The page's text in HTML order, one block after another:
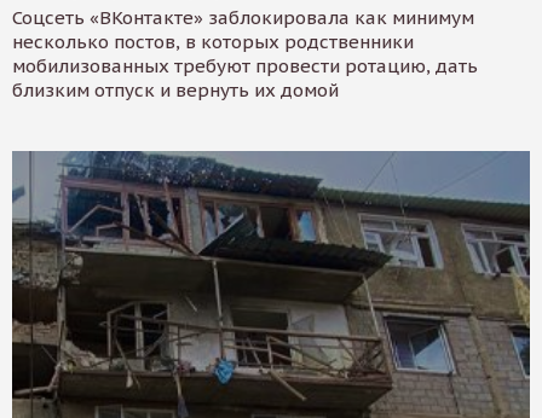
Соцсеть «ВКонтакте» заблокировала как минимум
несколько постов, в которых родственники
мобилизованных требуют провести ротацию, дать
близким отпуск и вернуть их домой